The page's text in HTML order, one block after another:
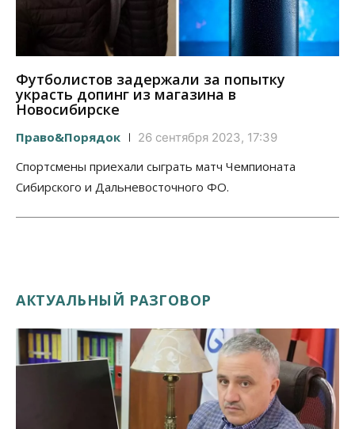
Футболистов задержали за попытку
украсть допинг из магазина в
Новосибирске
Право&Порядок 26 сентября 2023, 17:39
Спортсмены приехали сыграть матч Чемпионата
Сибирского и Дальневосточного ФО.
АКТУАЛЬНЫЙ РАЗГОВОР